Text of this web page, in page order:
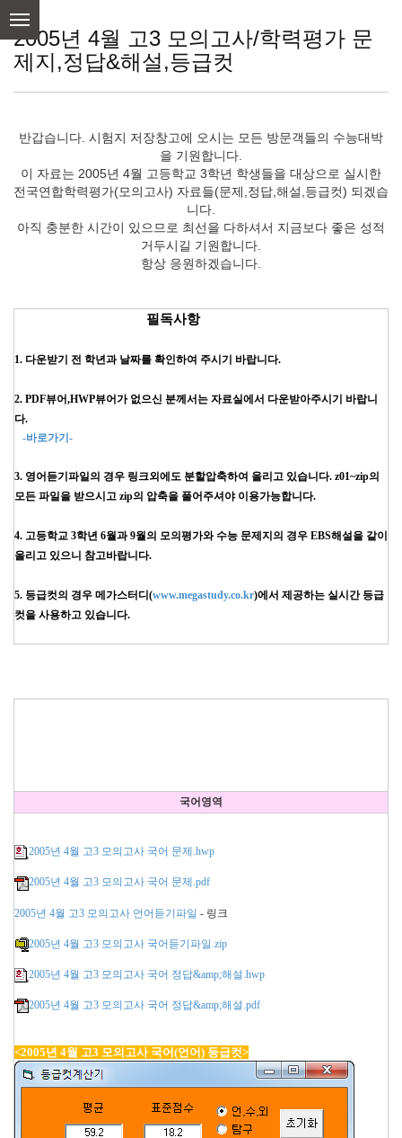
content
2005년 4월 고3 모의고사/학력평가 문
제지,정답&해설,등급컷
반갑습니다. 시험지 저장창고에 오시는 모든 방문객들의 수능대박
을 기원합니다.
이 자료는 2005년 4월 고등학교 3학년 학생들을 대상으로 실시한
전국연합학력평가(모의고사) 자료들(문제,정답,해설,등급컷) 되겠습
니다.
아직 충분한 시간이 있으므로 최선을 다하셔서 지금보다 좋은 성적
거두시길 기원합니다.
항상 응원하겠습니다.
필독사항
1. 다운받기 전 학년과 날짜를 확인하여 주시기 바랍니다.
2. PDF뷰어,HWP뷰어가 없으신 분께서는 자료실에서 다운받아주시기 바랍니
다.
-바로가기-
3. 영어듣기파일의 경우 링크외에도 분할압축하여 올리고 있습니다. z01~zip의
모든 파일을 받으시고 zip의 압축을 풀어주셔야 이용가능합니다.
4. 고등학교 3학년 6월과 9월의 모의평가와 수능 문제지의 경우 EBS해설을 같이
올리고 있으니 참고바랍니다.
5. 등급컷의 경우 메가스터디(www.megastudy.co.kr)에서 제공하는 실시간 등급
컷을 사용하고 있습니다.
국어영역
2005년 4월 고3 모의고사 국어 문제.hwp
2005년 4월 고3 모의고사 국어 문제.pdf
2005년 4월 고3 모의고사 언어듣기파일 - 링크
2005년 4월 고3 모의고사 국어듣기파일.zip
2005년 4월 고3 모의고사 국어 정답&amp;해설.hwp
2005년 4월 고3 모의고사 국어 정답&amp;해설.pdf
<2005년 4월 고3 모의고사 국어(언어) 등급컷>